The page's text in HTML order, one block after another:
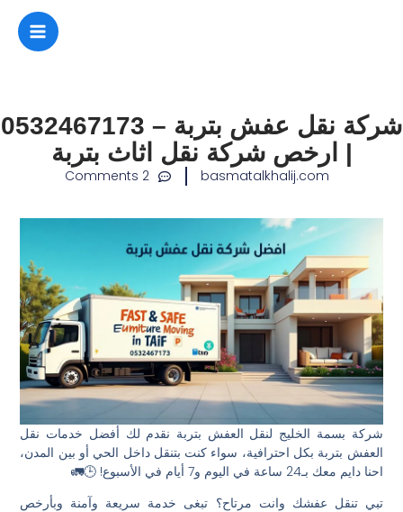
شركة نقل عفش بتربة – 0532467173
| ارخص شركة نقل اثاث بتربة
basmatalkhalij.com
2 Comments
شركة بسمة الخليج لنقل العفش بتربة نقدم لك أفضل خدمات نقل
العفش بتربة بكل احترافية، سواء كنت بتنقل داخل الحي أو بين المدن،
احنا دايم معك بـ24 ساعة في اليوم و7 أيام في الأسبوع! 🕒🚛
تبي تنقل عفشك وانت مرتاح؟ تبغى خدمة سريعة وآمنة وبأرخص